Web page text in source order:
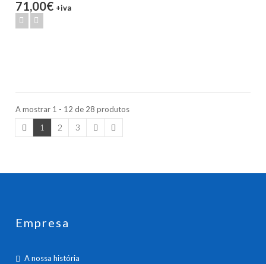
71,00€ +iva
A mostrar 1 - 12 de 28 produtos
1 2 3
Empresa
A nossa história